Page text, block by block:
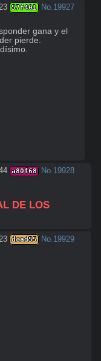
57f401 No.19927
gana y el
pierde.
a80f68 No. 19928
DE LOS
dcad55 No. 19929